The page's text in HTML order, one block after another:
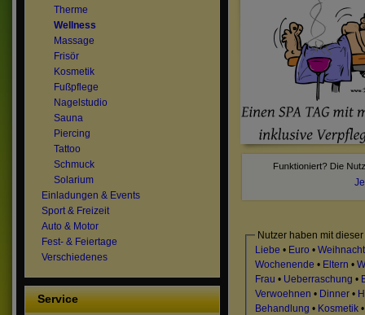
Nutzer haben mit
Liebe • Euro •
Wochenende • Eltern •
Frau • Ueberraschung •
Verwoehnen • Dinner •
Behandlung • Kosmetik
Therme
Wellness
Massage
Frisör
Kosmetik
Fußpflege
Nagelstudio
Sauna
Piercing
Tattoo
Schmuck
Solarium
Einladungen & Events
Sport & Freizeit
Auto & Motor
Fest- & Feiertage
Verschiedenes
Service